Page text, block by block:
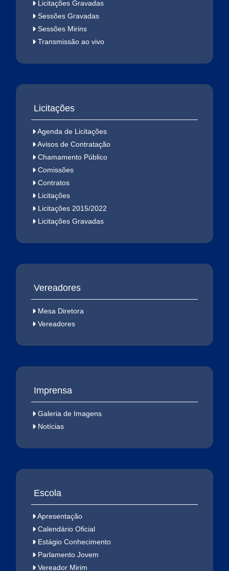
Licitações Gravadas
Sessões Gravadas
Sessões Mirins
Transmissão ao vivo
Licitações
Agenda de Licitações
Avisos de Contratação
Chamamento Público
Comissões
Contratos
Licitações
Licitações 2015/2022
Licitações Gravadas
Vereadores
Mesa Diretora
Vereadores
Imprensa
Galeria de Imagens
Notícias
Escola
Apresentação
Calendário Oficial
Estágio Conhecimento
Parlamento Jovem
Vereador Mirim